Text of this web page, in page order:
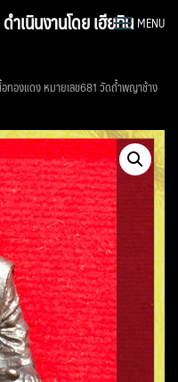
เนินงานโดย เฮียทิน MENU
ทองแดง หมายเลข681 วัดถ้ำพญาช้าง